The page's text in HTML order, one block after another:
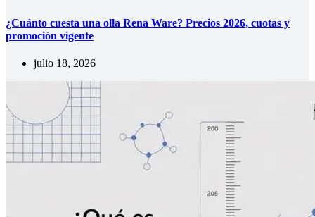
¿Cuánto cuesta una olla Rena Ware? Precios 2026, cuotas y
promoción vigente
julio 18, 2026